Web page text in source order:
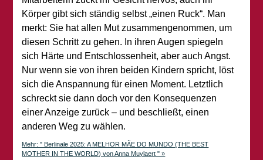
Körper gibt sich ständig selbst „einen Ruck“. Man
merkt: Sie hat allen Mut zusammengenommen, um
diesen Schritt zu gehen. In ihren Augen spiegeln
sich Härte und Entschlossenheit, aber auch Angst.
Nur wenn sie von ihren beiden Kindern spricht, löst
sich die Anspannung für einen Moment. Letztlich
schreckt sie dann doch vor den Konsequenzen
einer Anzeige zurück – und beschließt, einen
anderen Weg zu wählen.
Mehr: " Berlinale 2025: A MELHOR MÃE DO MUNDO (THE BEST
MOTHER IN THE WORLD) von Anna Muylaert " »